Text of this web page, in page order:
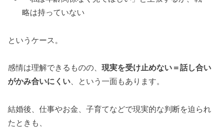
略は持っていない
というケース。
感情は理解できるものの、 現実を受け止めない＝話し合い
がかみ合いにくい 、という一面もあります。
結婚後、仕事やお金、子育てなどで現実的な判断を迫られ
たときも、